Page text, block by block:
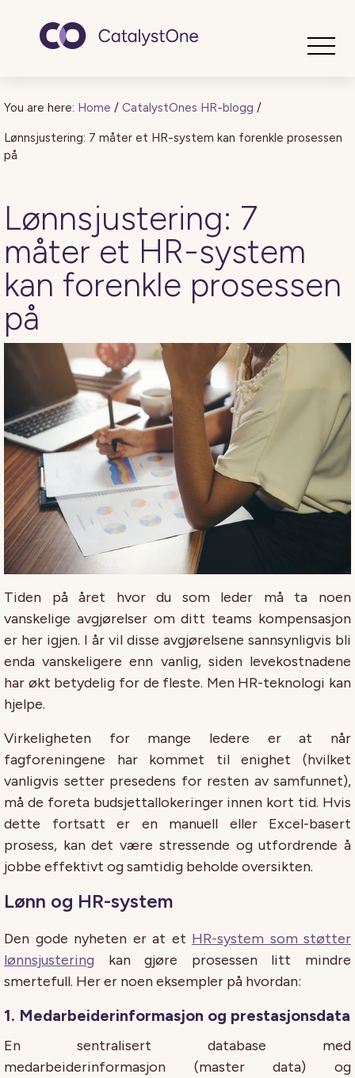
You are here: Home / CatalystOnes HR-blogg /
Lønnsjustering: 7 måter et HR-system kan forenkle prosessen
på
Lønnsjustering: 7
måter et HR-system
kan forenkle prosessen
på
Tiden på året hvor du som leder må ta noen
vanskelige avgjørelser om ditt teams kompensasjon
er her igjen. I år vil disse avgjørelsene sannsynligvis bli
enda vanskeligere enn vanlig, siden levekostnadene
har økt betydelig for de fleste. Men HR-teknologi kan
hjelpe.
Virkeligheten for mange ledere er at når
fagforeningene har kommet til enighet (hvilket
vanligvis setter presedens for resten av samfunnet),
må de foreta budsjettallokeringer innen kort tid. Hvis
dette fortsatt er en manuell eller Excel-basert
prosess, kan det være stressende og utfordrende å
jobbe effektivt og samtidig beholde oversikten.
Lønn og HR-system
Den gode nyheten er at et HR-system som støtter
lønnsjustering kan gjøre prosessen litt mindre
smertefull. Her er noen eksempler på hvordan:
1. Medarbeiderinformasjon og prestasjonsdata
En sentralisert database med
medarbeiderinformasjon (master data) og